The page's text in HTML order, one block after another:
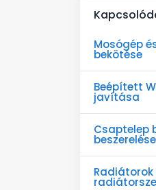
Mosógép
bekötése
Beépített
javítása
Csaptelep
beszerelése
Radiátorok